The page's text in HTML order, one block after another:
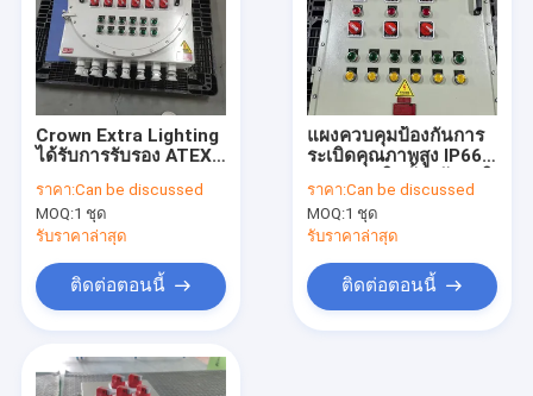
วิดีโอ
เกี่ยวกับเรา
ทัวร์โรงงาน
ติดต่อเรา
ข่าว
Crown Extra Lighting
ได้รับการรับรอง ATEX
กล่องรวมสัญญาณ Ex-
Proof เหมาะสำหรับ
โรงงานแปรรูปสารเคมี
ราคา:Can be discussed
MOQ:1 ชุด
รับราคาล่าสุด
ติดต่อตอนนี้
แผงควบคุมป้องกันการ
ระเบิดคุณภาพสูง IP66
เนียมอัลลอยด์
ราคา:Can be discussed
MOQ:1 ชุด
รับราคาล่าสุด
ติดต่อตอนนี้